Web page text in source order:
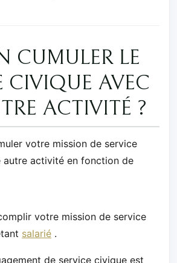
CUMULER LE
CIVIQUE AVEC
ACTIVITÉ ?
votre mission de service
autre activité en fonction de
votre mission de service
salarié .
de service civique est